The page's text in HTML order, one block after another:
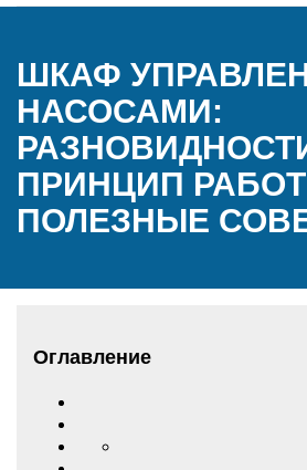
ШКАФ
НАСОСАМИ:
ПРИНЦИП
ПОЛЕЗНЫЕ
Оглавление